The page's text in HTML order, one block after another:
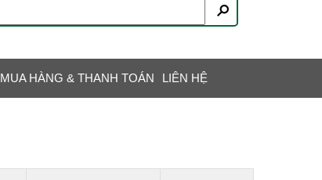
MUA HÀNG & THANH TOÁN LIÊN HỆ